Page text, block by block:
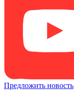
Предложить новость